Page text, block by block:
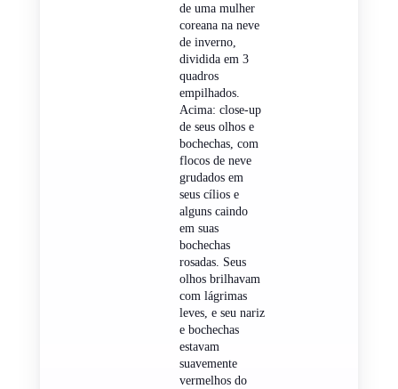
de uma mulher
coreana na neve
de inverno,
dividida em 3
quadros
empilhados.
Acima: close-up
de seus olhos e
bochechas, com
flocos de neve
grudados em
seus cílios e
alguns caindo
em suas
bochechas
rosadas. Seus
olhos brilhavam
com lágrimas
leves, e seu nariz
e bochechas
estavam
suavemente
vermelhos do